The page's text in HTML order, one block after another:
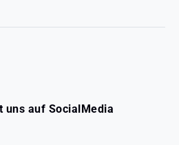
uns auf SocialMedia